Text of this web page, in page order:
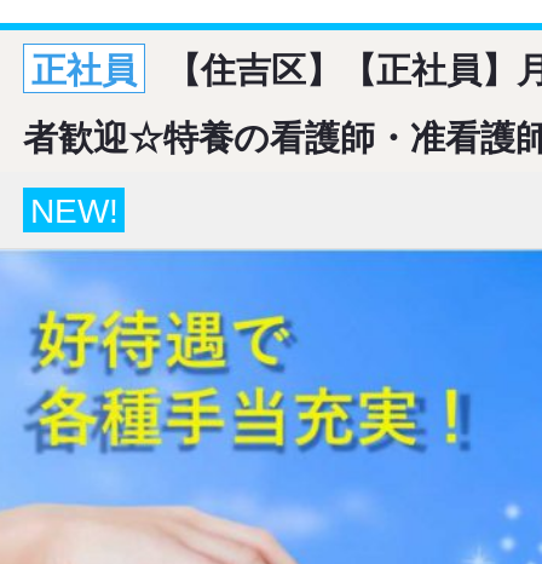
正社員
【住吉区】【正社員
者歓迎☆特養の看護師・准看護
NEW!